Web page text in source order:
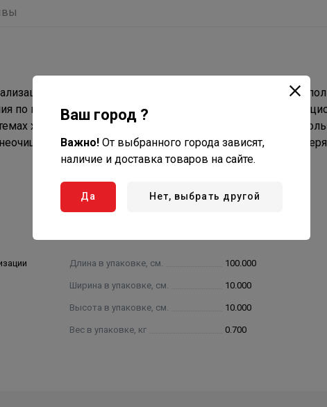
с пониженным уровнем шума рекомендуется
по комфорту проживания. Полипропиленовые
хозяйственно-бытовой канализации зданий. При
производственных стоков необходимо
Длина в упаковке, см. 100.000
Ширина в упаковке, см. 10.000
Высота в упаковке, см. 10.000
Вес в упаковке, кг 0.700
Ваш город ?
Важно! От выбранного города зависят,
наличие и доставка товаров на сайте.
Да Нет, выбрать другой